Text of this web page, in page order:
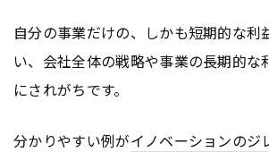
自分の事業だけの、しかも短期的な利
い、会社全体の戦略や事業の長期的な
にされがちです。
分かりやすい例がイノベーションのジ